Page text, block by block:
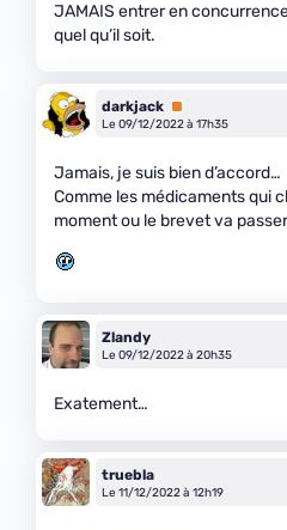
JAMAIS entrer en
quel qu’il soit.
darkjack Premium
Le 09/12/2022 à 17h35
Jamais, je suis bien d’accord…
Comme les médicaments qui
moment ou le brevet va
Zlandy
Le 09/12/2022 à 20h35
Exatement…
truebla
Le 11/12/2022 à 12h19